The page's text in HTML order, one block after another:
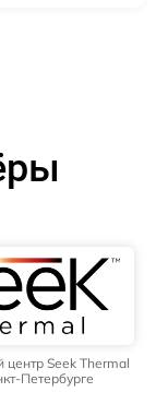
центр Seek Thermal
Петербурге